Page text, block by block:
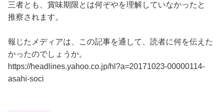
三者とも、賞味期限とは何ぞやを理解していなかったと
推察されます。
報じたメディアは、この記事を通して、読者に何を伝えた
かったのでしょうか。
https://headlines.yahoo.co.jp/hl?a=20171023-00000114-
asahi-soci